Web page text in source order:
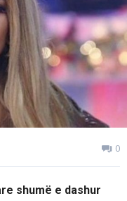
0
shumë e dashur